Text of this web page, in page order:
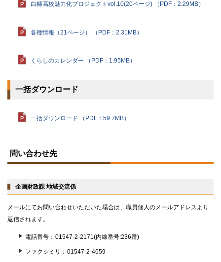
白糠高校魅力化プロジェクトvol.10(20ページ) （PDF：2.29MB）
各種情報（21ページ） （PDF：2.31MB）
くらしのカレンダー （PDF：1.95MB）
一括ダウンロード
一括ダウンロード （PDF：59.7MB）
ッ問い合わせ先
企画財政課 地域交流係
メールにてお問い合わせいただいた場合は、職員個人のメールアドレスより
返信されます。
電話番号 01547-2-2171(内線番号:236番)
ファクシミリ 01547-2-4659